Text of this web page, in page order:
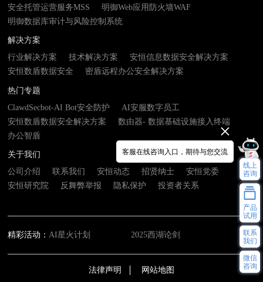
安全托管运营服务MSS
明御Web应用防火墙WAF
明御数据库审计与风险控制系统
解决方案
行业解决方案
技术解决方案
安恒信息数据安全解决方案
安恒数盾数据安全
密盾远程办公安全解决方案
热门专题
ClawdSecbot-AI Bot安全防护
AI安服数字员工
安恒数盾数据安全解决方案
数由器- 数据基础设施接入终端
办公智盾
关于我们
公司介绍
联系我们 安恒动态 招贤纳士
安恒党委
安恒研究院
反舞弊举报 隐私保护 投资者关系
精彩活动： AI星火计划 2025西湖论剑
法律声明 网站地图
客服在线咨询入口，期待与您交流
线上
咨询
产品
试用
联系
我们
微信
咨询